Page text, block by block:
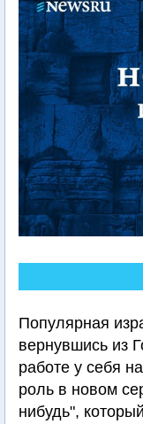
Популярная
вернувшись из
работе у себя
роль в новом
нибудь",